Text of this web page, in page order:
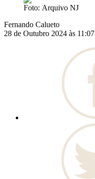
Foto: Arquivo NJ
Fernando Calueto
28 de Outubro 2024 às 11:07